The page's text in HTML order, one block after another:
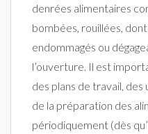
denrées alimentaires
bombées, rouillées,
endommagés ou
l’ouverture. Il est
des plans de travail, des
de la préparation des
périodiquement (dès